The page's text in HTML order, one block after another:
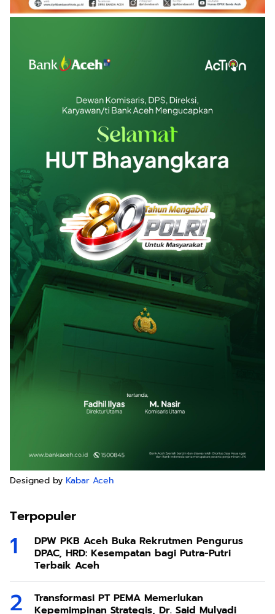
Designed by Kabar Aceh
Terpopuler
DPW PKB Aceh Buka Rekrutmen Pengurus
DPAC, HRD: Kesempatan bagi Putra-Putri
Terbaik Aceh
Transformasi PT PEMA Memerlukan
Kepemimpinan Strategis, Dr. Said Mulyadi